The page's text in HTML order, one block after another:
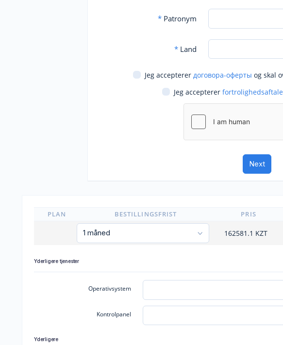
*Patronym
*Land
Jeg accepterer договора-оферты og skal
Jeg accepterer fortrolighedsaftale
PLAN BESTILLINGSFRIST PRIS
162581.1 KZT
Yderligere tjenester
Operativsystem
Kontrolpanel
Yderligere